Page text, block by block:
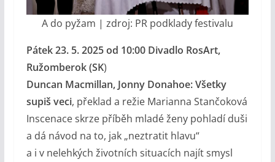
A do pyžam | zdroj: PR podklady festivalu
Pátek 23. 5. 2025 od 10:00 Divadlo RosArt,
Ružomberok (SK)
Duncan Macmillan, Jonny Donahoe: Všetky
supiš veci, překlad a režie Marianna Stančoková
Inscenace skrze příběh mladé ženy pohladí duši
a dá návod na to, jak „neztratit hlavu“
a i v nelehkých životních situacích najít smysl